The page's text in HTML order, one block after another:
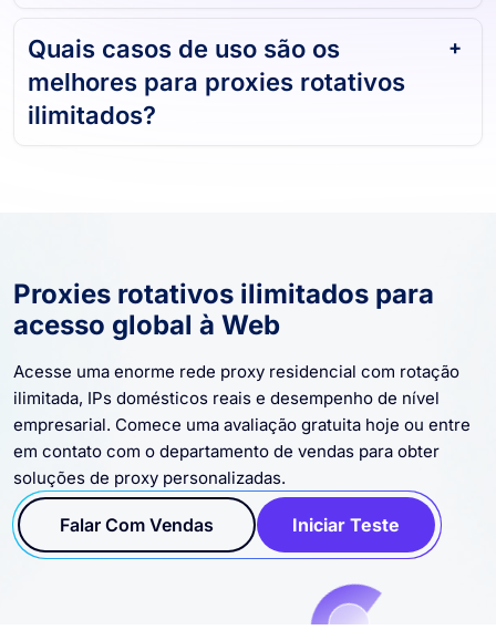
Quais casos de uso são os
melhores para proxies rotativos
ilimitados?
Proxies rotativos ilimitados para
acesso global à Web
Acesse uma enorme rede proxy residencial com rotação
ilimitada, IPs domésticos reais e desempenho de nível
empresarial. Comece uma avaliação gratuita hoje ou entre
em contato com o departamento de vendas para obter
soluções de proxy personalizadas.
Falar Com Vendas Iniciar Teste